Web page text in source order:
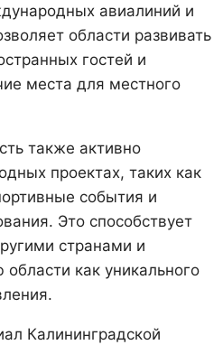
авиалиний и
области развивать
гостей и
места для местного
также активно
проектах, таких как
события и
Это способствует
странами и
области как уникального
Калининградской